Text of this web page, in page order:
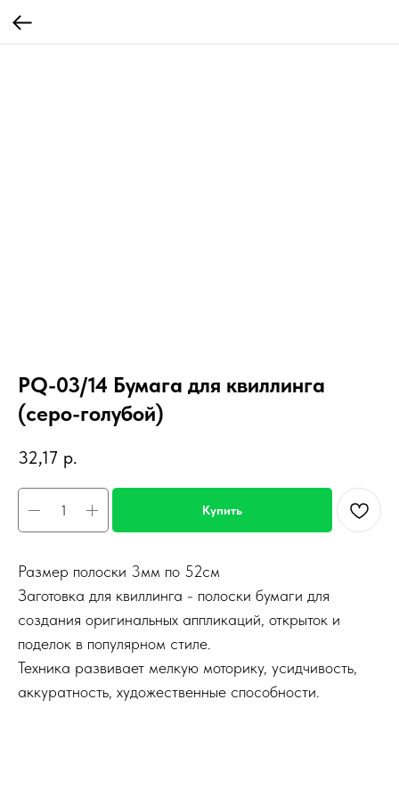
PQ-03/14 Бумага для квиллинга
(серо-голубой)
32,17 р.
Купить
Размер полоски 3мм по 52см
Заготовка для квиллинга - полоски бумаги для
создания оригинальных аппликаций, открыток и
поделок в популярном стиле.
Техника развивает мелкую моторику, усидчивость,
аккуратность, художественные способности.